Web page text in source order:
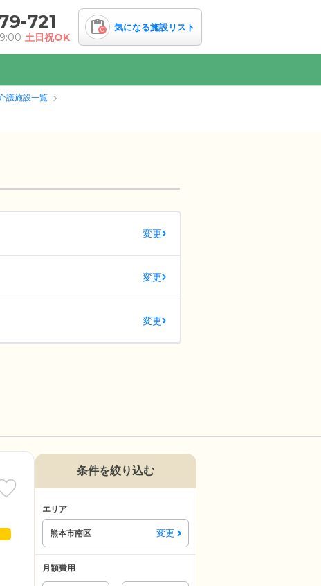
721
土日祝OK
0 気になる施設リスト
護施設一覧
変更
変更
変更
条件を絞り込む
エリア
熊本市南区 変更
月額費用